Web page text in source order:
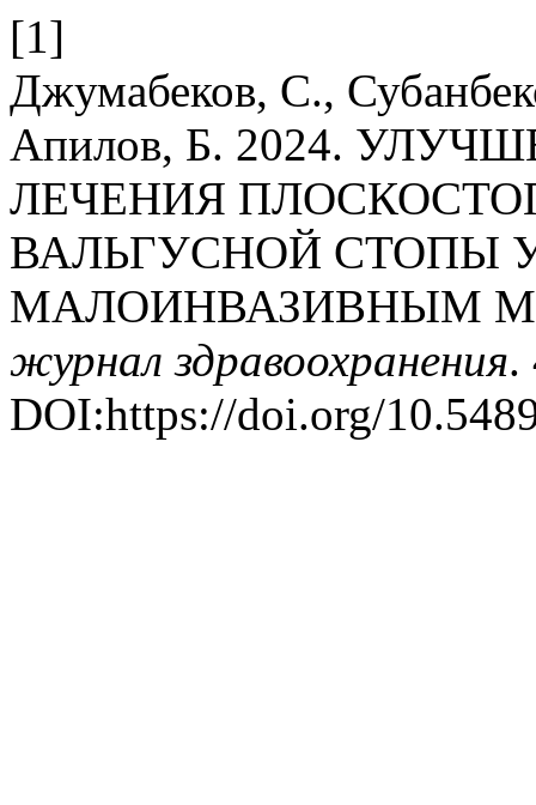
[1]
Джумабеков, С.,
Апилов, Б. 2024.
ЛЕЧЕНИЯ
ВАЛЬГУСНОЙ СТОПЫ
МАЛОИНВАЗИВНЫМ
журнал здравоохранения.
DOI:https://doi.org/